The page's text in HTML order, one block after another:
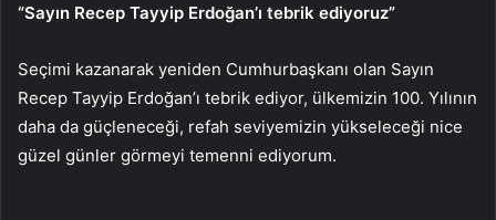
“Sayın Recep Tayyip Erdoğan’ı tebrik ediyoruz”
Seçimi kazanarak yeniden Cumhurbaşkanı olan Sayın
Recep Tayyip Erdoğan’ı tebrik ediyor, ülkemizin 100. Yılının
daha da güçleneceği, refah seviyemizin yükseleceği nice
güzel günler görmeyi temenni ediyorum.